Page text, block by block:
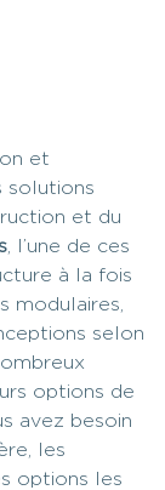
et
solutions
et du
, l’une de ces
à la fois
modulaires,
selon
options de
avez besoin
les
options les